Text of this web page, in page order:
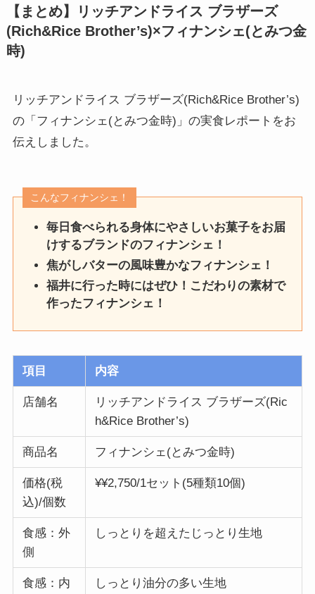
【まとめ】リッチアンドライス ブラザーズ
(Rich&Rice Brother’s)×フィナンシェ(とみつ金
時)
リッチアンドライス ブラザーズ(Rich&Rice Brother’s)
の「フィナンシェ(とみつ金時)」の実食レポートをお
伝えしました。
こんなフィナンシェ！
毎日食べられる身体にやさしいお菓子をお届
けするブランドのフィナンシェ！
焦がしバターの風味豊かなフィナンシェ！
福井に行った時にはぜひ！こだわりの素材で
作ったフィナンシェ！
項目 内容
店舗名
リッチアンドライス ブラザーズ(Ric
h&Rice Brother’s)
商品名 フィナンシェ(とみつ金時)
価格(税
込)/個数
¥¥2,750/1セット(5種類10個)
食感：外
側
しっとりを超えたじっとり生地
食感：内
しっとり油分の多い生地